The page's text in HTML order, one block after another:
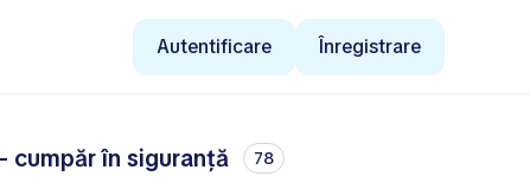
Autentificare Înregistrare
în siguranță 78